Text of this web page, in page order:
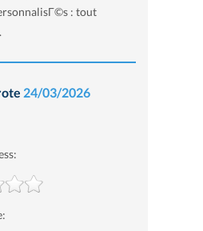
: tout
24/03/2026